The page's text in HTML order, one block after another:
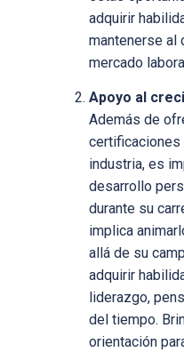
adquirir
mantenerse al
mercado
Apoyo al
Además de
industria, es
desarrollo
durante su
implica
allá de su
adquirir
liderazgo,
del tiempo.
orientación